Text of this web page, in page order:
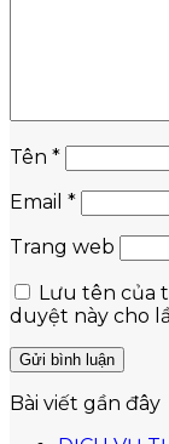
Tên *
Email *
Trang web
Lưu tên của
duyệt này cho
Bài viết gần đây